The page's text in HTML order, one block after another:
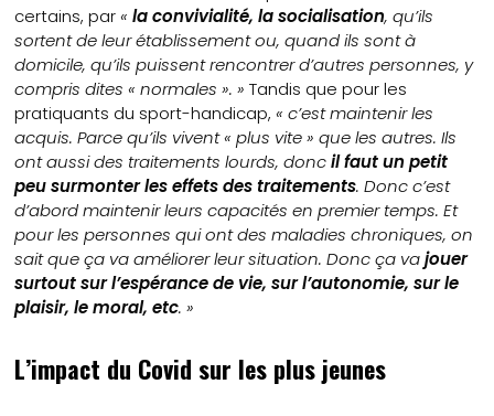
certains, par«la convivialité, la socialisation, qu’ils
sortent de leur établissement ou, quand ils sont à
domicile, qu’ils puissent rencontrer d’autres personnes, y
compris dites « normales ». »Tandis que pour les
pratiquants du sport-handicap,« c’est maintenir les
acquis. Parce qu’ils vivent « plus vite » que les autres. Ils
ont aussi des traitements lourds, doncil faut un petit
peu surmonter les effets des traitements. Donc c’est
d’abord maintenir leurs capacités en premier temps. Et
pour les personnes qui ont des maladies chroniques, on
sait que ça va améliorer leur situation. Donc ça vajouer
surtout sur l’espérance de vie, sur l’autonomie, sur le
plaisir, le moral, etc. »
L’impact du Covid sur les plus jeunes